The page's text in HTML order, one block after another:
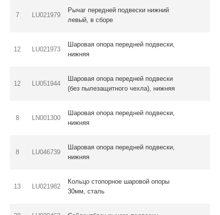
7 LU021979
Рычаг передней подвески нижний
левый, в сборе
12 LU021973
Шаровая опора передней подвески,
нижняя
12 LU051944
Шаровая опора передней подвески
(без пылезащитного чехла), нижняя
8 LN001300
Шаровая опора передней подвески,
нижняя
8 LU046739
Шаровая опора передней подвески,
нижняя
13 LU021982
Кольцо стопорное шаровой опоры
30мм, сталь